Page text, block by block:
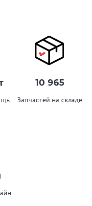
10 965
Запчастей на складе